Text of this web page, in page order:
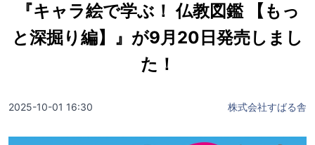
『キャラ絵で学ぶ！ 仏教図鑑 【もっ
と深掘り編】』が9月20日発売しまし
た！
2025-10-01 16:30 株式会社すばる舎